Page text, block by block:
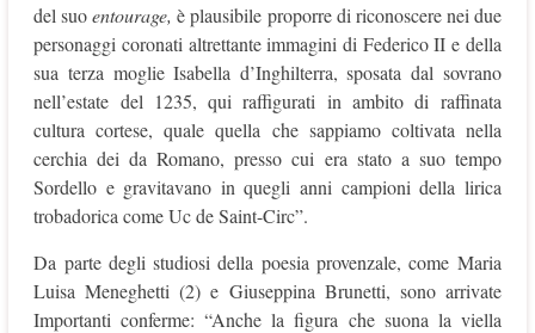
del suoentourage,è plausibile proporre di riconoscere nei due
personaggi coronati altrettante immagini di Federico II e della
sua terza moglie Isabella d’Inghilterra, sposata dal sovrano
nell’estate del 1235, qui raffigurati in ambito di raffinata
cultura cortese, quale quella che sappiamo coltivata nella
cerchia dei da Romano, presso cui era stato a suo tempo
Sordello e gravitavano in quegli anni campioni della lirica
trobadorica come Uc de Saint-Circ”.
Da parte degli studiosi della poesia provenzale, come Maria
Luisa Meneghetti (2) e Giuseppina Brunetti, sono arrivate
Importanti conferme: “Anche la figura che suona la viella